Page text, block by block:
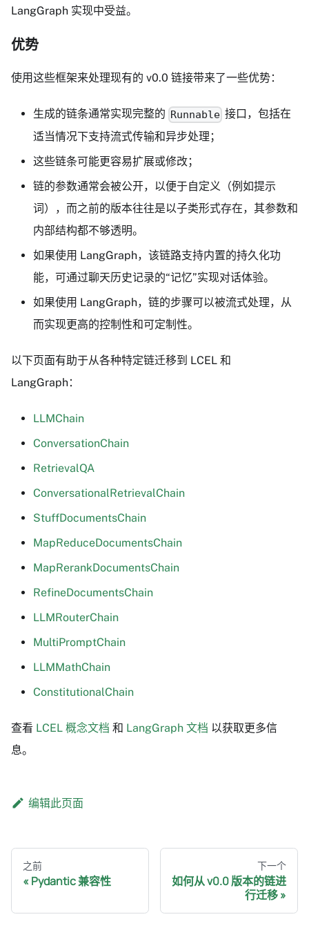
LangGraph 实现中受益。
优势
使用这些框架来处理现有的 v0.0 链接带来了一些优势：
生成的链条通常实现完整的 Runnable 接口，包括在
适当情况下支持流式传输和异步处理；
这些链条可能更容易扩展或修改；
链的参数通常会被公开，以便于自定义（例如提示
词），而之前的版本往往是以子类形式存在，其参数和
内部结构都不够透明。
如果使用 LangGraph，该链路支持内置的持久化功
能，可通过聊天历史记录的“记忆”实现对话体验。
如果使用 LangGraph，链的步骤可以被流式处理，从
而实现更高的控制性和可定制性。
以下页面有助于从各种特定链迁移到 LCEL 和
LangGraph：
LLMChain
ConversationChain
RetrievalQA
ConversationalRetrievalChain
StuffDocumentsChain
MapReduceDocumentsChain
MapRerankDocumentsChain
RefineDocumentsChain
LLMRouterChain
MultiPromptChain
LLMMathChain
ConstitutionalChain
查看 LCEL 概念文档 和 LangGraph 文档 以获取更多信
息。
编辑此页面
之前
Pydantic 兼容性
下一个
如何从 v0.0 版本的链进
行迁移